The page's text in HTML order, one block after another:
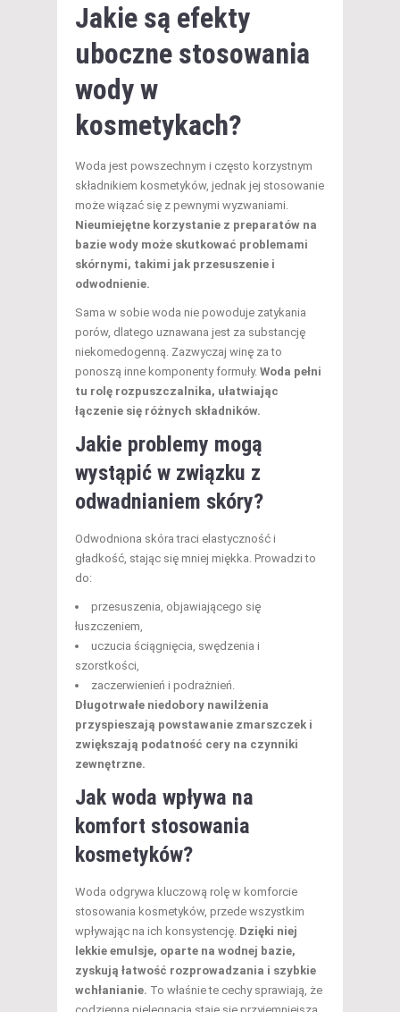
Jakie są efekty
uboczne stosowania
wody w
kosmetykach?
Woda jest powszechnym i często korzystnym
składnikiem kosmetyków, jednak jej stosowanie
może wiązać się z pewnymi wyzwaniami.
Nieumiejętne korzystanie z preparatów na
bazie wody może skutkować problemami
skórnymi, takimi jak przesuszenie i
odwodnienie.
Sama w sobie woda nie powoduje zatykania
porów, dlatego uznawana jest za substancję
niekomedogenną. Zazwyczaj winę za to
ponoszą inne komponenty formuły. Woda pełni
tu rolę rozpuszczalnika, ułatwiając
łączenie się różnych składników.
Jakie problemy mogą
wystąpić w związku z
odwadnianiem skóry?
Odwodniona skóra traci elastyczność i
gładkość, stając się mniej miękka. Prowadzi to
do:
przesuszenia, objawiającego się
łuszczeniem,
uczucia ściągnięcia, swędzenia i
szorstkości,
zaczerwienień i podrażnień.
Długotrwałe niedobory nawilżenia
przyspieszają powstawanie zmarszczek i
zwiększają podatność cery na czynniki
zewnętrzne.
Jak woda wpływa na
komfort stosowania
kosmetyków?
Woda odgrywa kluczową rolę w komforcie
stosowania kosmetyków, przede wszystkim
wpływając na ich konsystencję. Dzięki niej
lekkie emulsje, oparte na wodnej bazie,
zyskują łatwość rozprowadzania i szybkie
wchłanianie. To właśnie te cechy sprawiają, że